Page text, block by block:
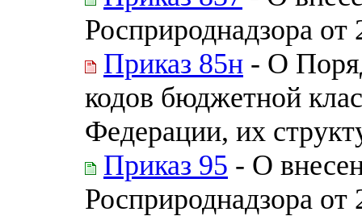
Росприроднадзора
Приказ 85н - О
кодов бюджетной
Федерации, их
Приказ 95 - О
Росприроднадзора